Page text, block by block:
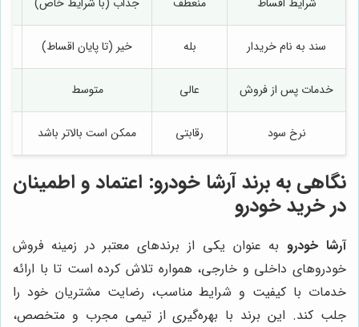
سند به نام خریدار بله خیر (تا پایان اقساط)
خدمات پس از فروش عالی متوسط
نرخ سود رقابتی ممکن است بالاتر باشد
نگاهی به برند آرشا خودرو: اعتماد و اطمینان
در خرید خودرو
آرشا خودرو به عنوان یکی از برندهای معتبر در زمینه فروش
خودروهای داخلی و خارجی، همواره تلاش کرده است تا با ارائه
خدمات با کیفیت و شرایط مناسب، رضایت مشتریان خود را
جلب کند. این برند با بهره‌گیری از تیمی مجرب و متخصص،